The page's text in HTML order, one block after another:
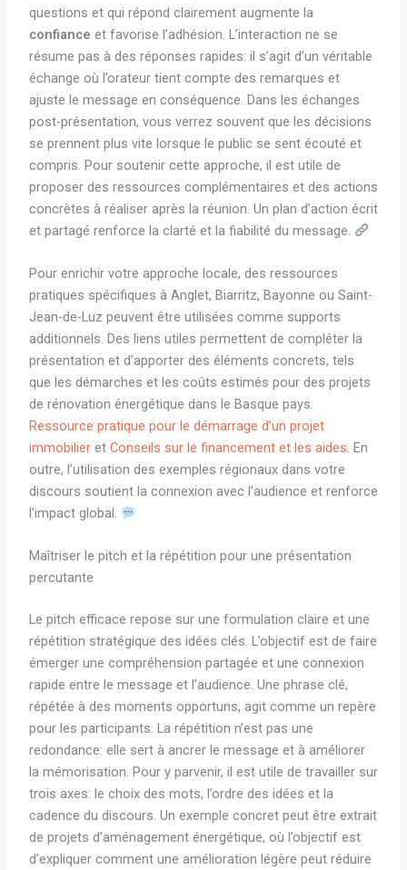
questions et qui répond clairement augmente la
confiance et favorise l’adhésion. L’interaction ne se
résume pas à des réponses rapides: il s’agit d’un véritable
échange où l’orateur tient compte des remarques et
ajuste le message en conséquence. Dans les échanges
post-présentation, vous verrez souvent que les décisions
se prennent plus vite lorsque le public se sent écouté et
compris. Pour soutenir cette approche, il est utile de
proposer des ressources complémentaires et des actions
concrètes à réaliser après la réunion. Un plan d’action écrit
et partagé renforce la clarté et la fiabilité du message.
Pour enrichir votre approche locale, des ressources
pratiques spécifiques à Anglet, Biarritz, Bayonne ou Saint-
Jean-de-Luz peuvent être utilisées comme supports
additionnels. Des liens utiles permettent de compléter la
présentation et d’apporter des éléments concrets, tels
que les démarches et les coûts estimés pour des projets
de rénovation énergétique dans le Basque pays.
Ressource pratique pour le démarrage d’un projet
immobilieret Conseils sur le financement et les aides. En
outre, l’utilisation des exemples régionaux dans votre
discours soutient la connexion avec l’audience et renforce
l’impact global.
Maîtriser le pitch et la répétition pour une présentation
percutante
Le pitch efficace repose sur une formulation claire et une
répétition stratégique des idées clés. L’objectif est de faire
émerger une compréhension partagée et une connexion
rapide entre le message et l’audience. Une phrase clé,
répétée à des moments opportuns, agit comme un repère
pour les participants. La répétition n’est pas une
redondance: elle sert à ancrer le message et à améliorer
la mémorisation. Pour y parvenir, il est utile de travailler sur
trois axes: le choix des mots, l’ordre des idées et la
cadence du discours. Un exemple concret peut être extrait
de projets d’aménagement énergétique, où l’objectif est
d’expliquer comment une amélioration légère peut réduire